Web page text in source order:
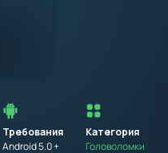
Требования
Android 5.0 +
установкой
приложения
на
устройство
Категория
Головоломки